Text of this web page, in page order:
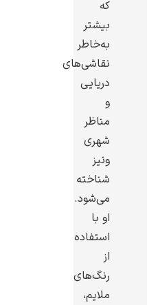
که
بیشتر
به‌خاطر
نقاشی‌های
دریایی
و
مناظر
شهری
ونیز
شناخته
می‌شود.
او با
استفاده
از
رنگ‌های
ملایم،